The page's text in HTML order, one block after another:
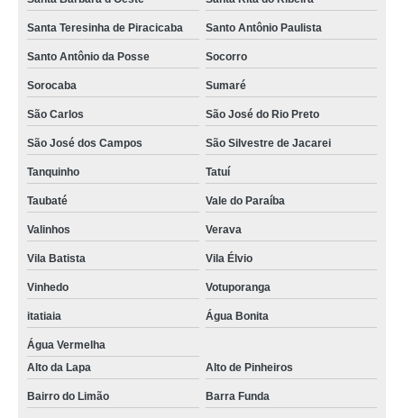
Santa Teresinha de Piracicaba Santo Antônio Paulista
Santo Antônio da Posse Socorro
Sorocaba Sumaré
São Carlos São José do Rio Preto
São José dos Campos São Silvestre de Jacarei
Tanquinho Tatuí
Taubaté Vale do Paraíba
Valinhos Verava
Vila Batista Vila Élvio
Vinhedo Votuporanga
itatiaia Água Bonita
Água Vermelha
Alto da Lapa
Alto de Pinheiros
Bairro do Limão Barra Funda